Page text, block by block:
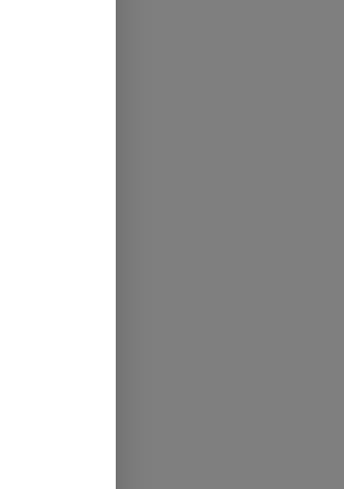
yang
misi
‘
dan